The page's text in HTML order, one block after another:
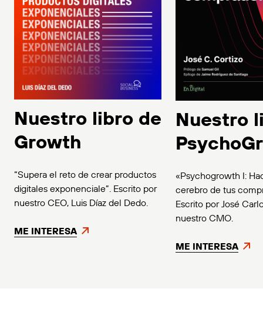
Nuestro libro de
Growth
“Supera el reto de crear productos
digitales exponenciale”. Escrito por
nuestro CEO, Luis Díaz del Dedo.
ME INTERESA
Nuestro
«Psychogrowth I:
cerebro de tus
Escrito por José
nuestro CMO.
ME INTERESA